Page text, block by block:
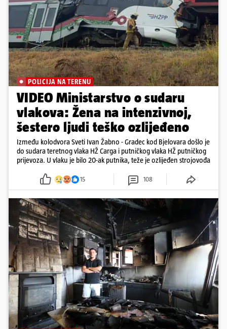
POLICIJA NA TERENU
VIDEO Ministarstvo o sudaru
vlakova: Žena na intenzivnoj,
šestero ljudi teško ozlijeđeno
Između kolodvora Sveti Ivan Žabno - Gradec kod Bjelovara došlo je
do sudara teretnog vlaka HŽ Carga i putničkog vlaka HŽ putničkog
prijevoza. U vlaku je bilo 20-ak putnika, teže je ozlijeđen strojovođa
15 108